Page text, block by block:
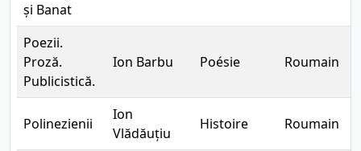
și Banat
Poezii.
Proză.
Publicistică.
Ion Barbu Poésie Roumain
Polinezienii
Ion
Vlădăuțiu
Histoire Roumain